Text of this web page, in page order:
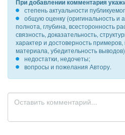
При добавлении комментария
степень актуальности
общую оценку (оригинальность и
полнота, глубина, всесторонность
связность, доказательность,
характер и достоверность
материала, убедительность
недостатки, недочеты;
вопросы и пожелания Автору.